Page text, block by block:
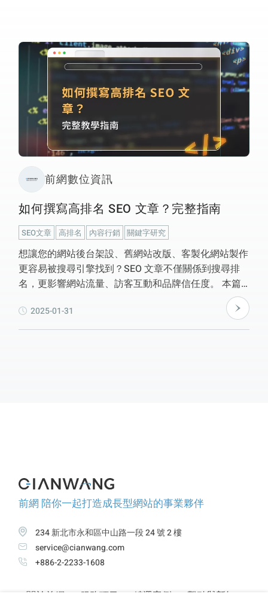
前網數位資訊
如何撰寫高排名 SEO 文章？完整指南
SEO文章 高排名 內容行銷 關鍵字研究
想讓您的網站後台架設、舊網站改版、客製化網站製作
更容易被搜尋引擎找到？SEO 文章不僅關係到搜尋排
名，更影響網站流量、訪客互動和品牌信任度。 本篇
文章將解析 Google 排名機制，並提供 關鍵字策略、內
容結構、技術優化 等撰寫技巧，幫助您的 網站建置 雙
北、台北形象網站製作 在競爭激烈的市場中脫穎而
2025-01-31
前網 陪你一起打造成長型網站的事業夥伴
234 新北市永和區中山路一段 24 號 2 樓
service@cianwang.com
+886-2-2233-1608
關於前網 服務項目 精選案例
觀點與新知